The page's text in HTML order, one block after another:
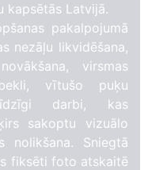
kapsētās Latvijā.
pakalpojumā
nezāļu likvidēšana,
virsmas
vītušo puķu
darbi, kas
sakoptu vizuālo
nolikšana. Sniegtā
fiksēti foto atskaitē